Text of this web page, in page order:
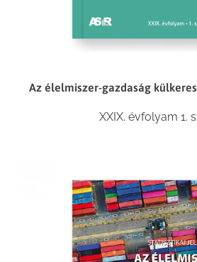
Az élelmiszer-gazdaság
XXIX. évfolyam 1.